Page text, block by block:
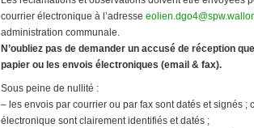
courrier électronique à l’adresse
administration communale.
N’oubliez pas de demander un accusé de réception
papier ou les envois électroniques (email & fax).
Sous peine de nullité :
– les envois par courrier ou par fax sont datés et signés ;
électronique sont clairement identifiés et datés ;